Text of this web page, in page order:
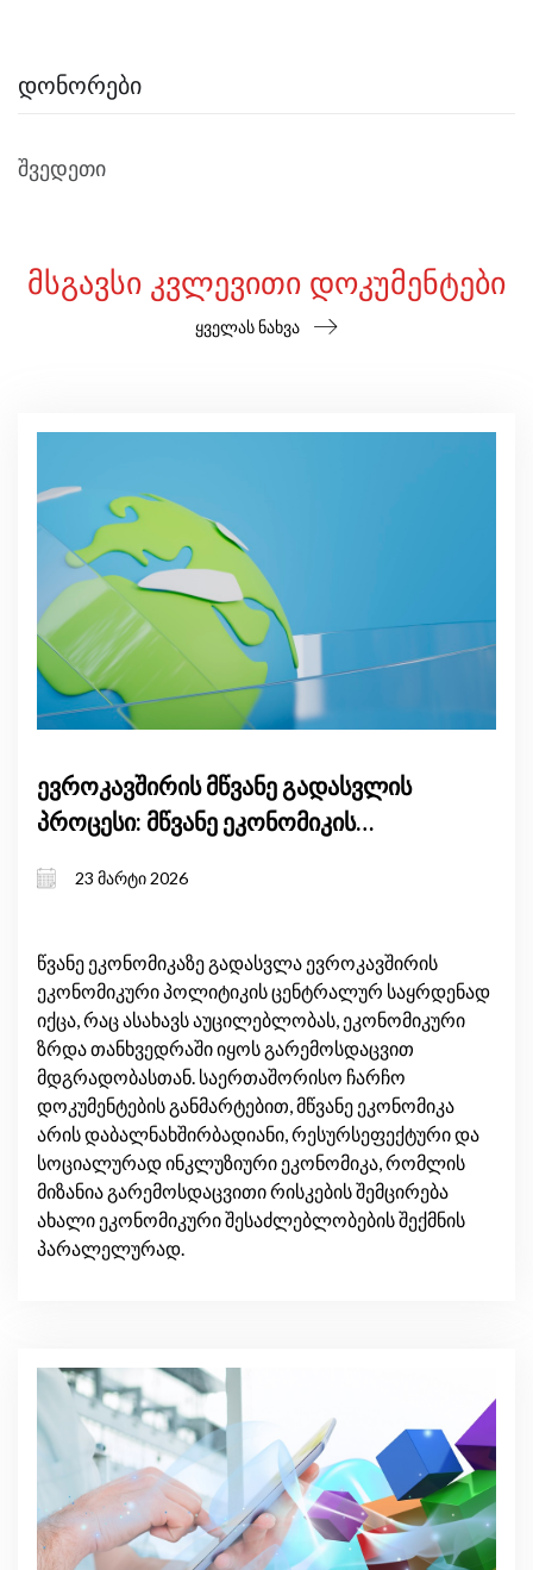
ᲓᲝᲜᲝᲠᲔᲑᲘ
შვედეთი
ᲛᲡᲒᲐᲕᲡᲘ ᲙᲕᲚᲔᲕᲘᲗᲘ ᲓᲝᲙᲣᲛᲔᲜᲢᲔᲑᲘ
ყველას ნახვა
ევროკავშირის მწვანე გადასვლის
პროცესი: მწვანე ეკონომიკის
შედეგები
23 მარტი 2026
წვანე ეკონომიკაზე გადასვლა ევროკავშირის
ეკონომიკური პოლიტიკის ცენტრალურ საყრდენად
იქცა, რაც ასახავს აუცილებლობას, ეკონომიკური
ზრდა თანხვედრაში იყოს გარემოსდაცვით
მდგრადობასთან. საერთაშორისო ჩარჩო
დოკუმენტების განმარტებით, მწვანე ეკონომიკა
არის დაბალნახშირბადიანი, რესურსეფექტური და
სოციალურად ინკლუზიური ეკონომიკა, რომლის
მიზანია გარემოსდაცვითი რისკების შემცირება
ახალი ეკონომიკური შესაძლებლობების შექმნის
პარალელურად.